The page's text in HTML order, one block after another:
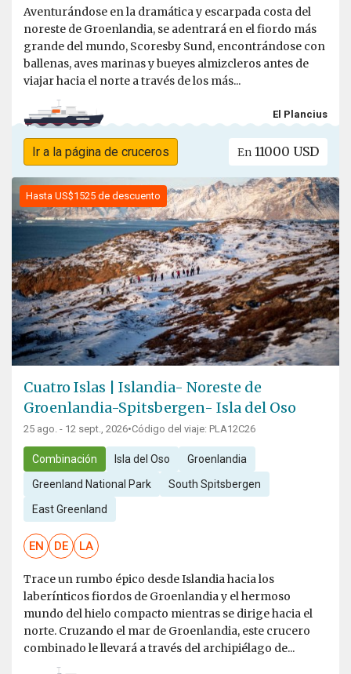
Aventurándose en la dramática y escarpada costa del
noreste de Groenlandia, se adentrará en el fiordo más
grande del mundo, Scoresby Sund, encontrándose con
ballenas, aves marinas y bueyes almizcleros antes de
viajar hacia el norte a través de los más...
El Plancius
Ir a la página de cruceros En 11000 USD
Hasta US$1525 de descuento
Cuatro Islas | Islandia- Noreste de
Groenlandia-Spitsbergen- Isla del Oso
25 ago. - 12 sept., 2026•Código del viaje: PLA12C26
Combinación Isla del Oso Groenlandia
Greenland National Park South Spitsbergen
East Greenland
EN DE LA
Trace un rumbo épico desde Islandia hacia los
laberínticos fiordos de Groenlandia y el hermoso
mundo del hielo compacto mientras se dirige hacia el
norte. Cruzando el mar de Groenlandia, este crucero
combinado le llevará a través del archipiélago de...